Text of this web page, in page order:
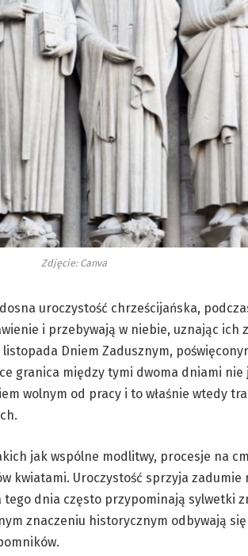
Zdjęcie: Canva
uroczystość chrześcijańska,
i przebywają w niebie, uznając ich
Dniem Zadusznym,
granica między tymi dwoma dniami nie
wolnym od pracy i to właśnie wtedy
jak wspólne modlitwy, procesje na
kwiatami. Uroczystość sprzyja
tego dnia często przypominają sylwetki
znaczeniu historycznym odbywają